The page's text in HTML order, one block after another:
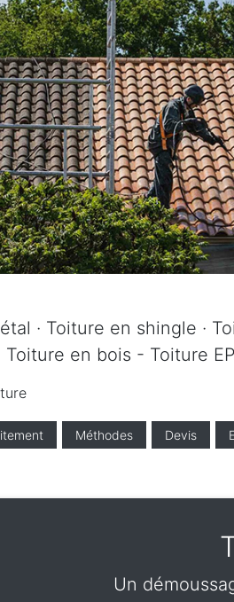
· Toiture en shingle ·
Toiture en bois - Toiture
Méthodes Devis
Un